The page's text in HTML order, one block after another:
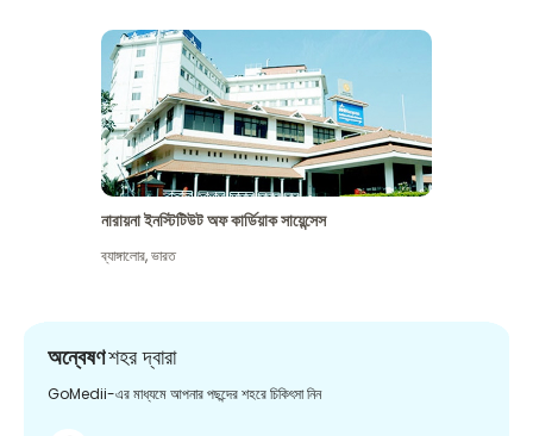
নারায়না ইনস্টিটিউট অফ কার্ডিয়াক সায়েন্সেস
ব্যাঙ্গালোর,ভারত
অন্বেষণশহর দ্বারা
GoMedii-এর মাধ্যমে আপনার পছন্দের শহরে চিকিৎসা নিন